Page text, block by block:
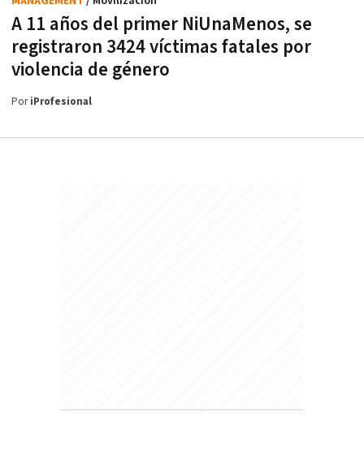
A 11 años del primer NiUnaMenos, se
registraron 3424 víctimas fatales por
violencia de género
PoriProfesional